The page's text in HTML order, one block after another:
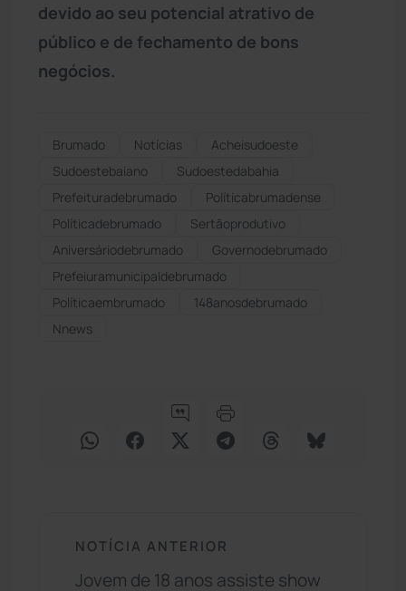
devido ao seu potencial atrativo de
público e de fechamento de bons
negócios.
Brumado Notícias
Acheisudoeste
Sudoestebaiano
Sudoestedabahia
Prefeituradebrumado
Políticabrumadense
Políticadebrumado
Sertãoprodutivo
Aniversáriodebrumado
Governodebrumado
Prefeiuramunicipaldebrumado
Políticaembrumado
148anosdebrumado
Nnews
NOTÍCIA ANTERIOR
Jovem de 18 anos assiste show